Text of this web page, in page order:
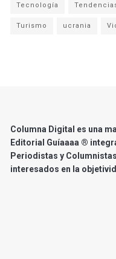
Tecnología
Turismo ucrania
Columna Digital es una
Editorial Guíaaaa ®
Periodistas y
interesados en la